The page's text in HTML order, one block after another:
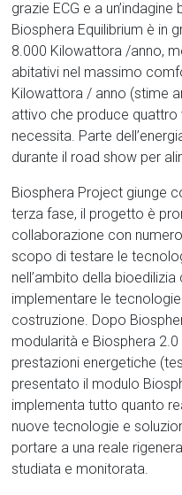
grazie ECG e a
Biosphera Equilibrium è in
8.000 Kilowattora /anno,
abitativi nel massimo
Kilowattora / anno (stime
attivo che produce quattro
necessita. Parte
durante il road show per
Biosphera Project giunge
terza fase, il progetto è
collaborazione con
scopo di testare le
nell’ambito della
implementare le
costruzione. Dopo
modularità e Biosphera
prestazioni energetiche
presentato il modulo
implementa tutto quanto
nuove tecnologie e
portare a una reale
studiata e monitorata.